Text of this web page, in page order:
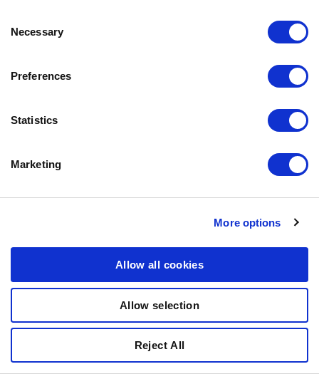
Selection
Necessary
Preferences
Statistics
Marketing
More options
Allow all cookies
Allow selection
Reject All
PAKKAUSTYYPPI
UUSI